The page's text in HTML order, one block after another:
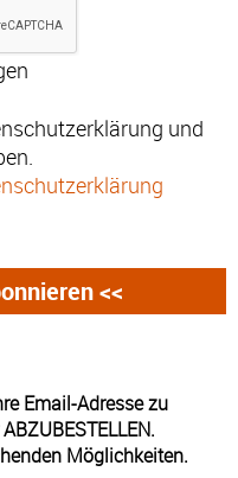
und
Email-Adresse zu
Möglichkeiten.